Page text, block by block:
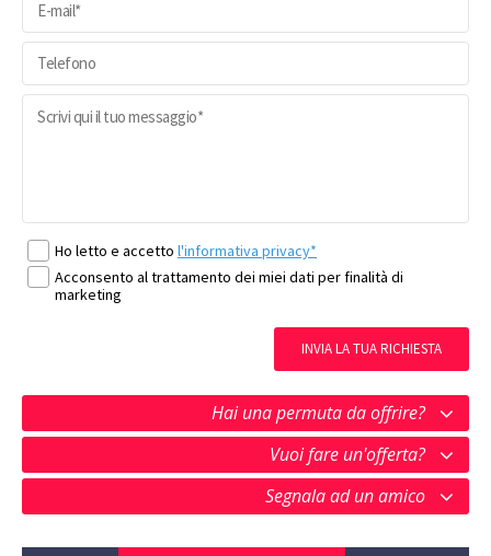
Ho letto e accetto l'informativa privacy*
Acconsento al trattamento dei miei dati per finalità di
marketing
INVIA LA TUA RICHIESTA
Hai una permuta da offrire?
Vuoi fare un'offerta?
Segnala ad un amico